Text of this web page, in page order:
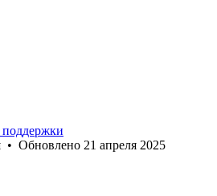
• Обновлено 21 апреля 2025